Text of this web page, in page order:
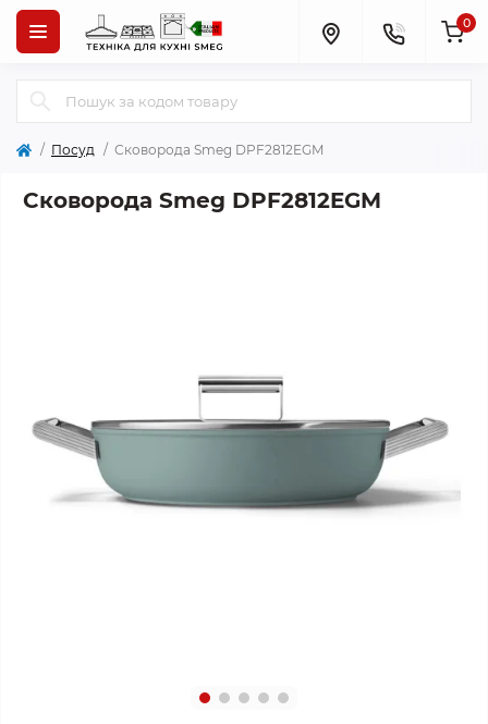
0
Посуд Сковорода Smeg DPF2812EGM
Сковорода Smeg DPF2812EGM